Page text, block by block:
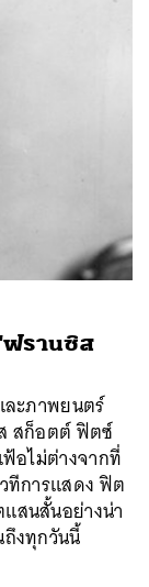
ฟรานซิส
ละภาพยนตร์
สก็อตต์ ฟิตซ์
อไม่ต่างจากที่
ทีการแสดง ฟิต
สนสั้นอย่างน่า
งทุกวันนี้